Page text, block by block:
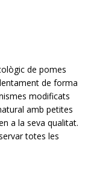
de pomes
de forma
modificats
amb petites
a la seva qualitat.
totes les